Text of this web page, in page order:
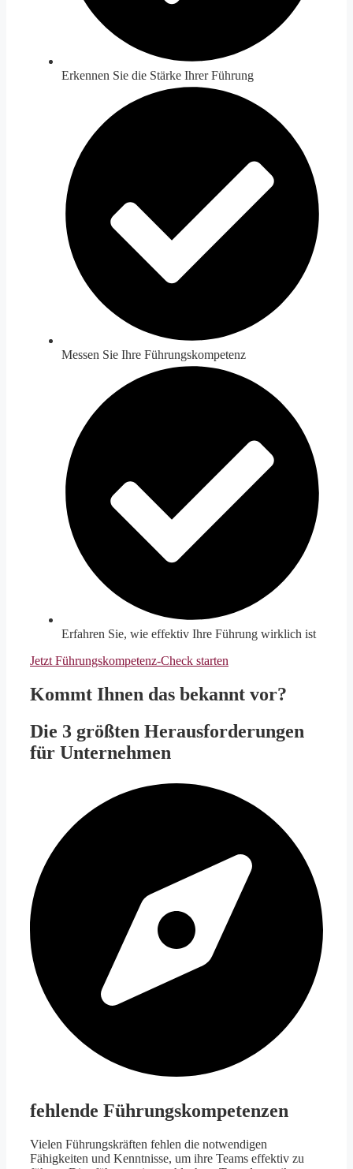
Erkennen Sie die Stärke Ihrer Führung
Messen Sie Ihre Führungskompetenz
Erfahren Sie, wie effektiv Ihre Führung wirklich ist
Jetzt Führungskompetenz-Check starten
Kommt Ihnen das bekannt vor?
Die 3 größten Herausforderungen
für Unternehmen
fehlende Führungskompetenzen
Vielen Führungskräften fehlen die notwendigen
Fähigkeiten und Kenntnisse, um ihre Teams effektiv zu